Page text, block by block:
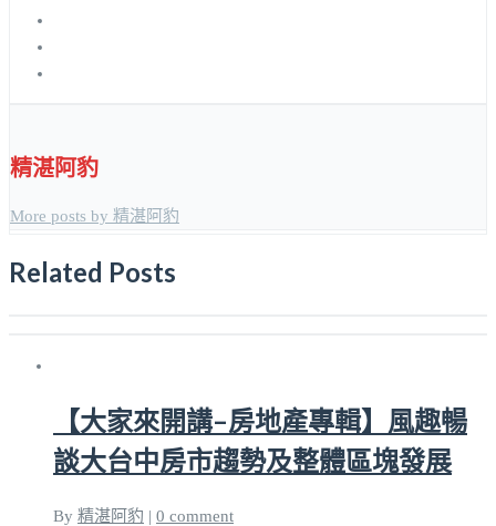
精湛阿豹
More posts by 精湛阿豹
Related Posts
【大家來開講–房地產專輯】風趣暢
談大台中房市趨勢及整體區塊發展
By 精湛阿豹 | 0 comment